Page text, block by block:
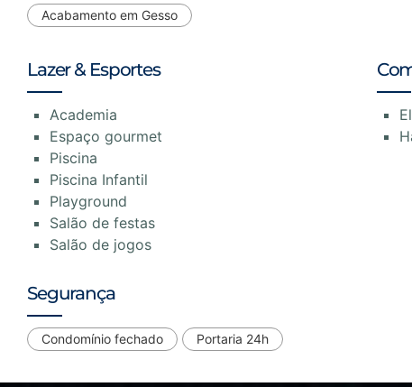
Acabamento em Gesso
Lazer & Esportes
Academia
Espaço gourmet
Piscina
Piscina Infantil
Playground
Salão de festas
Salão de jogos
Segurança
Condomínio fechado Portaria 24h